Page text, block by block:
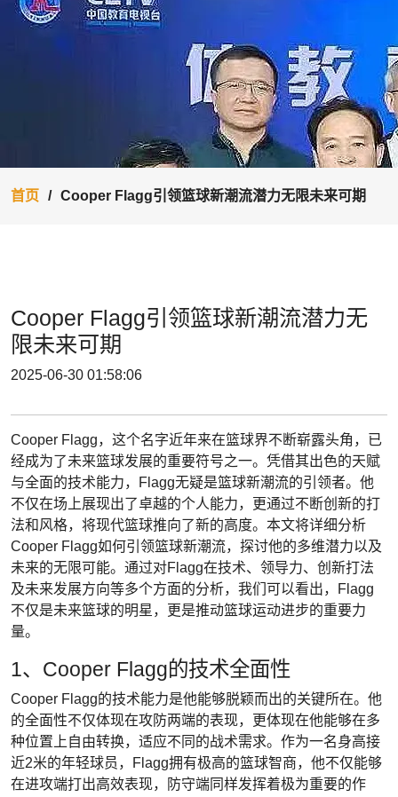
首页 Cooper Flagg引领篮球新潮流潜力无限未来可期
Cooper Flagg引领篮球新潮流潜力无
限未来可期
2025-06-30 01:58:06
Cooper Flagg，这个名字近年来在篮球界不断崭露头角，已
经成为了未来篮球发展的重要符号之一。凭借其出色的天赋
与全面的技术能力，Flagg无疑是篮球新潮流的引领者。他
不仅在场上展现出了卓越的个人能力，更通过不断创新的打
法和风格，将现代篮球推向了新的高度。本文将详细分析
Cooper Flagg如何引领篮球新潮流，探讨他的多维潜力以及
未来的无限可能。通过对Flagg在技术、领导力、创新打法
及未来发展方向等多个方面的分析，我们可以看出，Flagg
不仅是未来篮球的明星，更是推动篮球运动进步的重要力
量。
1、Cooper Flagg的技术全面性
Cooper Flagg的技术能力是他能够脱颖而出的关键所在。他
的全面性不仅体现在攻防两端的表现，更体现在他能够在多
种位置上自由转换，适应不同的战术需求。作为一名身高接
近2米的年轻球员，Flagg拥有极高的篮球智商，他不仅能够
在进攻端打出高效表现，防守端同样发挥着极为重要的作